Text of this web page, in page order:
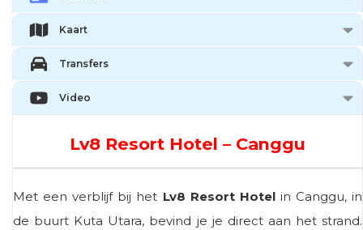
Kaart
Transfers
Video
Lv8 Resort Hotel – Canggu
Met een verblijf bij het Lv8 Resort Hotelin Canggu, in
de buurt Kuta Utara, bevind je je direct aan het strand.